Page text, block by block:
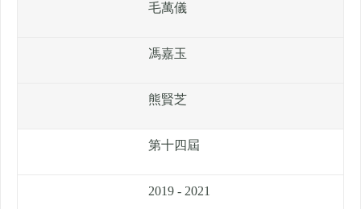
毛萬儀
馮嘉玉
熊賢芝
第十四屆
2019 - 2021